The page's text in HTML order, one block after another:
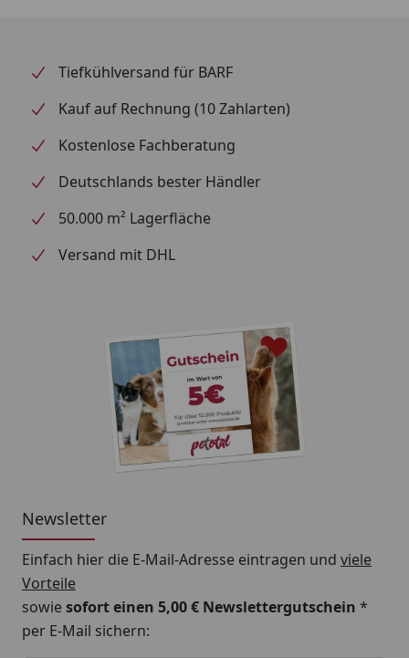
Maulhygiene spielerisch unterstützen. Ein
unkompliziertes, natürliches Spielzeug für mehr
Bewegung, Beschäftigung und gemeinsame Zeit.
Tiefkühlversand für BARF
Kauf auf Rechnung (10 Zahlarten)
Kostenlose Fachberatung
Deutschlands bester Händler
50.000 m² Lagerfläche
Versand mit DHL
Newsletter
Einfach hier die E-Mail-Adresse eintragen und viele
Vorteile
sowiesofort einen 5,00 € Newslettergutschein *
per E-Mail sichern: